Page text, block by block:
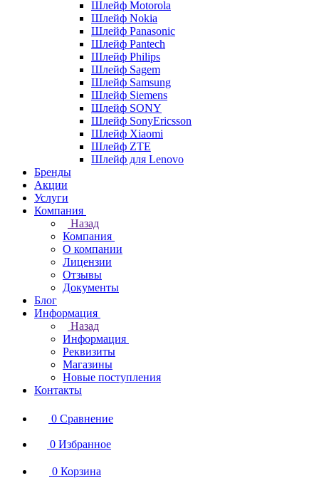
Шлейф Motorola
Шлейф Nokia
Шлейф Panasonic
Шлейф Pantech
Шлейф Philips
Шлейф Sagem
Шлейф Samsung
Шлейф Siemens
Шлейф SONY
Шлейф SonyEricsson
Шлейф Xiaomi
Шлейф ZTE
Шлейф для Lenovo
Бренды
Акции
Услуги
Компания
Назад
Компания
О компании
Лицензии
Отзывы
Документы
Блог
Информация
Назад
Информация
Реквизиты
Магазины
Новые поступления
Контакты
0 Сравнение
0 Избранное
0 Корзина